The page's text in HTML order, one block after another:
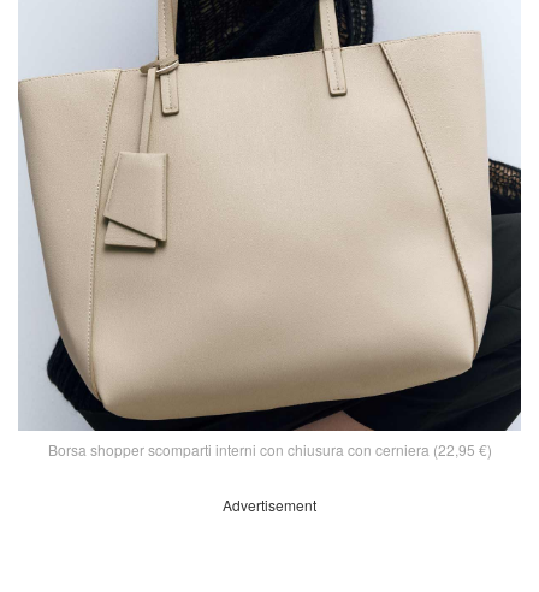
Borsa shopper scomparti interni con chiusura con cerniera (22,95 €)
Advertisement